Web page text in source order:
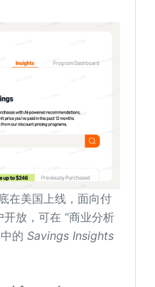
在美国上线，面向付
放，可在 “商业分析
中的Savings Insights